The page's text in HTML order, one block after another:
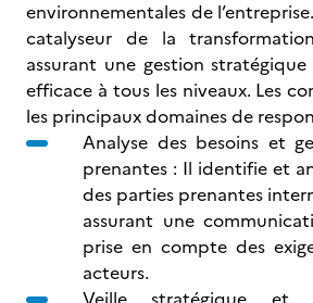
environnementales de
catalyseur de la
assurant une gestion
efficace à tous les niveaux. Les
les principaux domaines de
Analyse des besoins et
prenantes : Il identifie et
des parties prenantes
assurant une
prise en compte des
acteurs.